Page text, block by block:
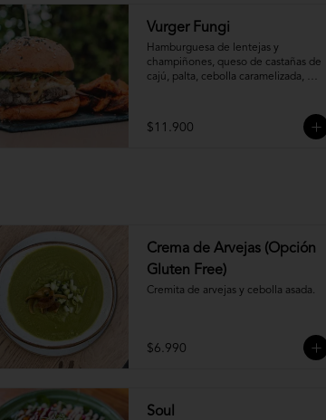
Vurger Fungi
Hamburguesa de lentejas y
champiñones, queso de castañas de
cajú, palta, cebolla caramelizada,
integral. Acompañada de Veganesa
Sapiens (va aparte)
$11.900
Crema de Arvejas (Opción
Gluten Free)
Cremita de arvejas y cebolla asada.
$6.990
Soul